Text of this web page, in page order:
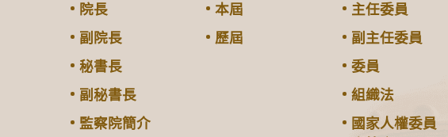
院長
副院長
秘書長
副秘書長
監察院簡介
本屆
歷屆
主任委員
副主任委員
委員
組織法
國家人權委員